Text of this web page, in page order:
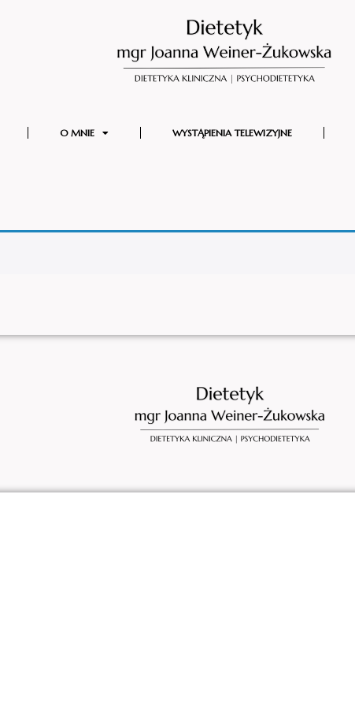
O MNIE WYSTĄPIENIA TELEWIZYJNE